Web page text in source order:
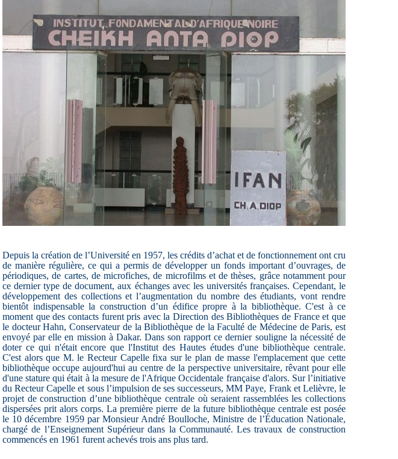
Depuis la création de l’Université en 1957, les crédits d’achat et de fonctionnement ont cru
de manière régulière, ce qui a permis de développer un fonds important d’ouvrages, de
périodiques, de cartes, de microfiches, de microfilms et de thèses, grâce notamment pour
ce dernier type de document, aux échanges avec les universités françaises. Cependant, le
développement des collections et l’augmentation du nombre des étudiants, vont rendre
bientôt indispensable la construction d’un édifice propre à la bibliothèque. C'est à ce
moment que des contacts furent pris avec la Direction des Bibliothèques de France et que
le docteur Hahn, Conservateur de la Bibliothèque de la Faculté de Médecine de Paris, est
envoyé par elle en mission à Dakar. Dans son rapport ce dernier souligne la nécessité de
doter ce qui n'était encore que l'Institut des Hautes études d'une bibliothèque centrale.
C'est alors que M. le Recteur Capelle fixa sur le plan de masse l'emplacement que cette
bibliothèque occupe aujourd'hui au centre de la perspective universitaire, rêvant pour elle
d'une stature qui était à la mesure de l'Afrique Occidentale française d'alors. Sur l’initiative
du Recteur Capelle et sous l’impulsion de ses successeurs, MM Paye, Frank et Lelièvre, le
projet de construction d’une bibliothèque centrale où seraient rassemblées les collections
dispersées prit alors corps. La première pierre de la future bibliothèque centrale est posée
le 10 décembre 1959 par Monsieur André Boulloche, Ministre de l’Éducation Nationale,
chargé de l’Enseignement Supérieur dans la Communauté. Les travaux de construction
commencés en 1961 furent achevés trois ans plus tard.